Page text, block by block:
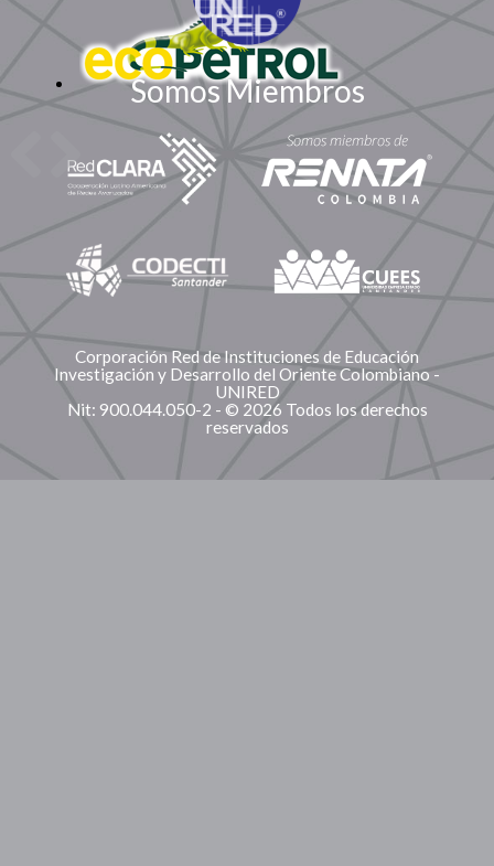
Somos Miembros
Corporación Red de Instituciones de Educación
Investigación y Desarrollo del Oriente Colombiano -
UNIRED
Nit: 900.044.050-2 - © 2026 Todos los derechos
reservados